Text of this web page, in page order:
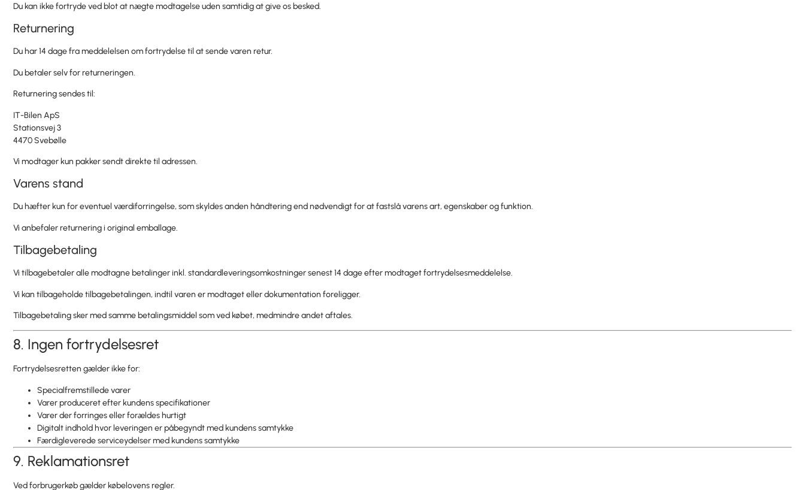
Du kan ikke fortryde ved blot at nægte modtagelse uden samtidig at give os besked.
Returnering
Du har 14 dage fra meddelelsen om fortrydelse til at sende varen retur.
Du betaler selv for returneringen.
Returnering sendes til:
IT-Bilen ApS
Stationsvej 3
4470 Svebølle
Vi modtager kun pakker sendt direkte til adressen.
Varens stand
Du hæfter kun for eventuel værdiforringelse, som skyldes anden håndtering end nødvendigt for at fastslå varens art, egenskaber og funktion.
Vi anbefaler returnering i original emballage.
Tilbagebetaling
Vi tilbagebetaler alle modtagne betalinger inkl. standardleveringsomkostninger senest 14 dage efter modtaget fortrydelsesmeddelelse.
Vi kan tilbageholde tilbagebetalingen, indtil varen er modtaget eller dokumentation foreligger.
Tilbagebetaling sker med samme betalingsmiddel som ved købet, medmindre andet aftales.
8. Ingen fortrydelsesret
Fortrydelsesretten gælder ikke for:
Specialfremstillede varer
Varer produceret efter kundens specifikationer
Varer der forringes eller forældes hurtigt
Digitalt indhold hvor leveringen er påbegyndt med kundens samtykke
Færdigleverede serviceydelser med kundens samtykke
9. Reklamationsret
Ved forbrugerkøb gælder købelovens regler.